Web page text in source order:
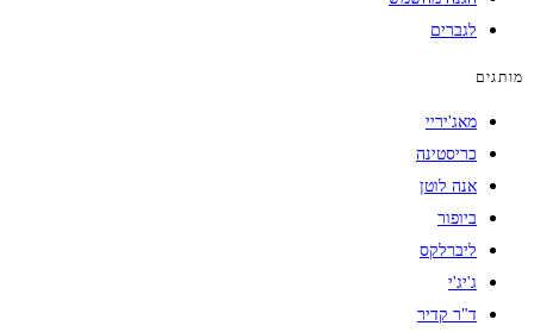
לגברים
מותגים
מאג'יריי
כריסטינה
אנה לוטן
ביופור
ליברלקס
ג'יג'י
ד"ר קדיר